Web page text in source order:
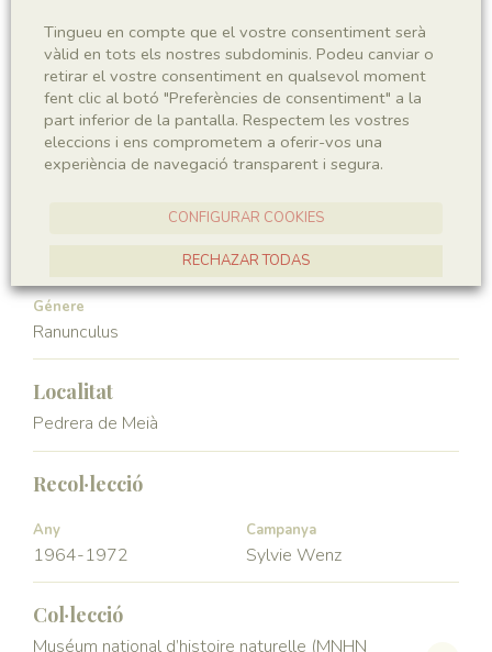
Taxonomia
Regne
Plantae
Phyllum
Spermatophyta
Subphyllum
Angiospermae
Classe
Magnoliopsida
Ranunculaceae
Génere
Ranunculus
Localitat
Pedrera de Meià
Recol·lecció
Any
1964-1972
Campanya
Sylvie Wenz
Col·lecció
Muséum national d’histoire naturelle (MNHN
Tingueu en compte que el vostre consentiment serà
vàlid en tots els nostres subdominis. Podeu canviar o
retirar el vostre consentiment en qualsevol moment
fent clic al botó "Preferències de consentiment" a la
part inferior de la pantalla. Respectem les vostres
eleccions i ens comprometem a oferir-vos una
experiència de navegació transparent i segura.
CONFIGURAR COOKIES
RECHAZAR TODAS
ACCEPTAR TOTES